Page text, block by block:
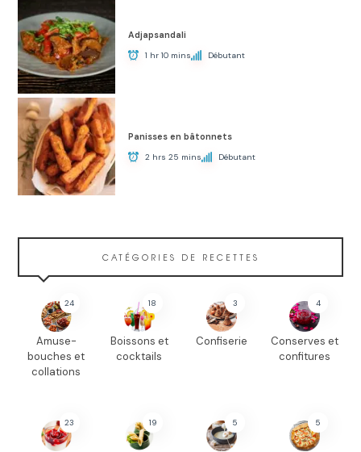
Adjapsandali
1 hr 10 mins Débutant
Panisses en bâtonnets
2 hrs 25 mins Débutant
CATÉGORIES DE RECETTES
24
Amuse-
bouches et
collations
18
Boissons et
cocktails
3
Confiserie
4
Conserves et
confitures
23 19 5 5